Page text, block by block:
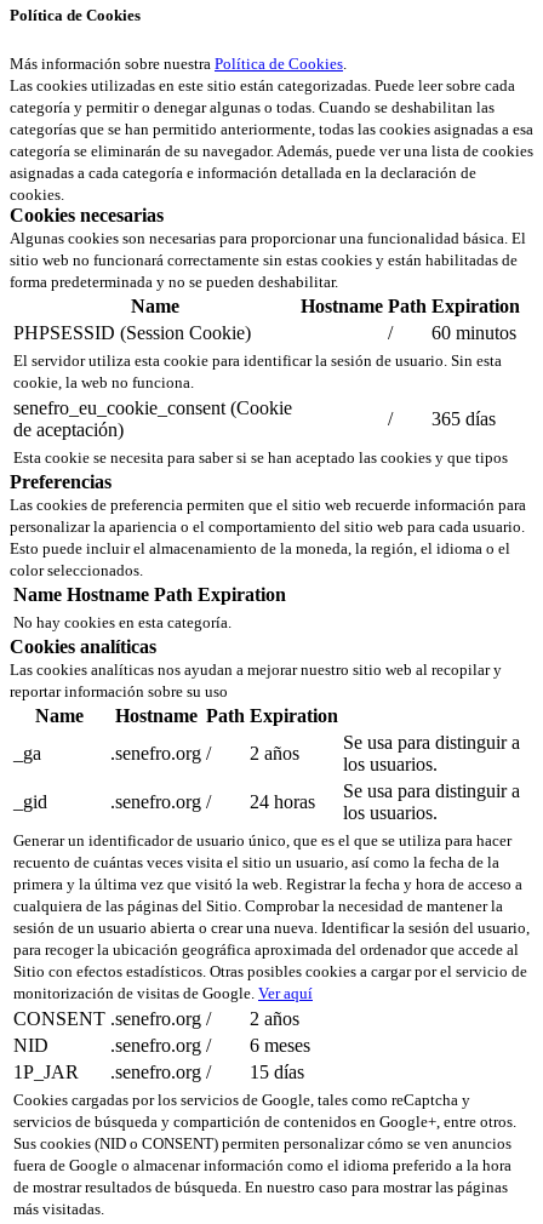
Política de Cookies
Más información sobre nuestra Política de Cookies
Las cookies utilizadas en este sitio están categorizadas. Puede leer sobre cada
categoría y permitir o denegar algunas o todas. Cuando se deshabilitan las
categorías que se han permitido anteriormente, todas las cookies asignadas a esa
categoría se eliminarán de su navegador. Además, puede ver una lista de cookies
asignadas a cada categoría e información detallada en la declaración de
cookies.
Cookies necesarias
Algunas cookies son necesarias para proporcionar una funcionalidad básica. El
sitio web no funcionará correctamente sin estas cookies y están habilitadas de
forma predeterminada y no se pueden deshabilitar.
Name Hostname Path Expiration
PHPSESSID (Session Cookie)
/ 60 minutos
El servidor utiliza esta cookie para identificar la sesión de usuario. Sin esta
cookie, la web no funciona.
senefro_eu_cookie_consent (Cookie
de aceptación)
/ 365 días
Esta cookie se necesita para saber si se han aceptado las cookies y que tipos
Preferencias
Las cookies de preferencia permiten que el sitio web recuerde información para
personalizar la apariencia o el comportamiento del sitio web para cada usuario.
Esto puede incluir el almacenamiento de la moneda, la región, el idioma o el
color seleccionados.
Name Hostname Path Expiration
No hay cookies en esta categoría.
Cookies analíticas
Las cookies analíticas nos ayudan a mejorar nuestro sitio web al recopilar y
reportar información sobre su uso
Name Hostname Path Expiration
_ga
.senefro.org / 2 años
Se usa para distinguir a
los usuarios.
_gid
.senefro.org / 24 horas
Se usa para distinguir a
los usuarios.
Generar un identificador de usuario único, que es el que se utiliza para hacer
recuento de cuántas veces visita el sitio un usuario, así como la fecha de la
primera y la última vez que visitó la web. Registrar la fecha y hora de acceso a
cualquiera de las páginas del Sitio. Comprobar la necesidad de mantener la
sesión de un usuario abierta o crear una nueva. Identificar la sesión del usuario,
para recoger la ubicación geográfica aproximada del ordenador que accede al
Sitio con efectos estadísticos. Otras posibles cookies a cargar por el servicio de
monitorización de visitas de Google. Ver aquí
CONSENT .senefro.org /
2 años
NID
.senefro.org /
6 meses
1P_JAR
.senefro.org / 15 días
Cookies cargadas por los servicios de Google, tales como reCaptcha y
servicios de búsqueda y compartición de contenidos en Google+, entre otros.
Sus cookies (NID o CONSENT) permiten personalizar cómo se ven anuncios
fuera de Google o almacenar información como el idioma preferido a la hora
de mostrar resultados de búsqueda. En nuestro caso para mostrar las páginas
más visitadas.